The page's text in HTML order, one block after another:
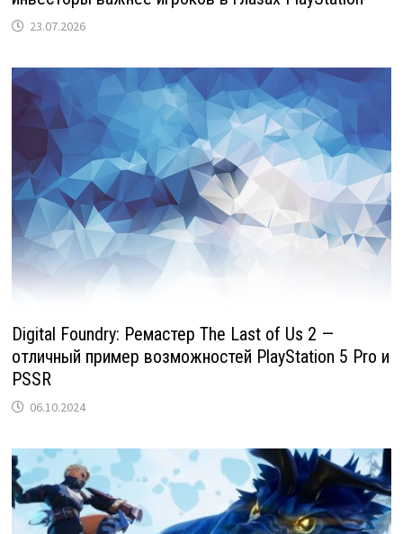
23.07.2026
Digital Foundry: Ремастер The Last of Us 2 —
отличный пример возможностей PlayStation 5 Pro и
PSSR
06.10.2024